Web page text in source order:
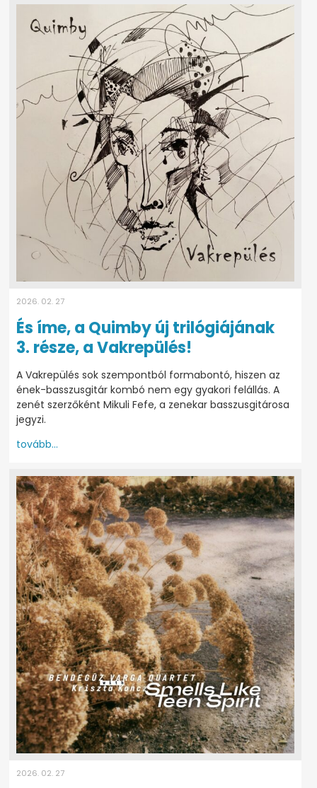
2026. 02. 27
És íme, a Quimby új trilógiájának
3. része, a Vakrepülés!
A Vakrepülés sok szempontból formabontó, hiszen az
ének-basszusgitár kombó nem egy gyakori felállás. A
zenét szerzőként Mikuli Fefe, a zenekar basszusgitárosa
jegyzi.
tovább...
2026. 02. 27